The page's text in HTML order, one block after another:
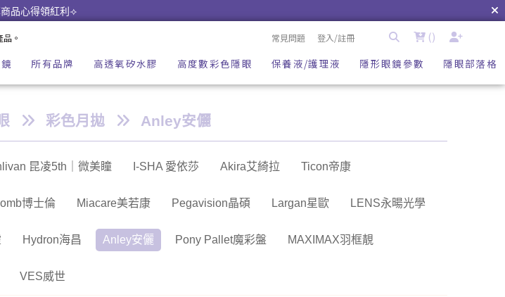
品心得領紅利⟢
。 常見問題 登入/註冊 ()
所有品牌 高透氧矽水膠 高度數彩色隱眼 保養液/護理液 隱形眼鏡參數 隱眼部落格
彩色月拋 Anley安儷
昆凌5th｜微美瞳 I-SHA 愛依莎 Akira艾綺拉 Ticon帝康
博士倫 Miacare美若康 Pegavision晶碩 Largan星歐 LENS永暘光學
Hydron海昌 Anley安儷 Pony Pallet魔彩盤 MAXIMAX羽框靚
VES威世